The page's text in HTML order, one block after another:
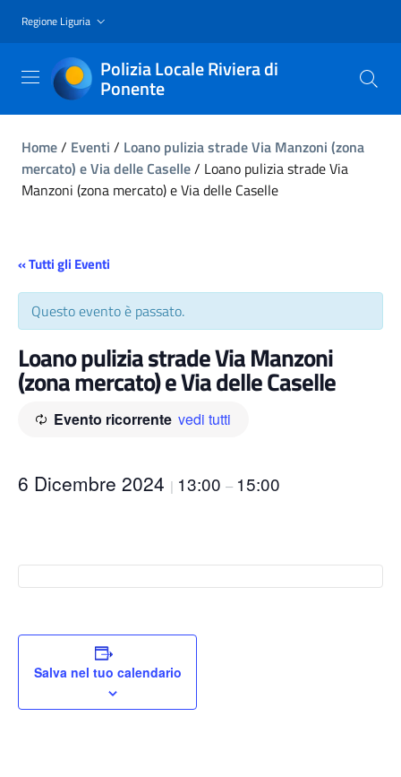
Regione Liguria
Polizia Locale Riviera di
Ponente
Home/ Eventi / Loano pulizia strade Via Manzoni (zona
mercato) e Via delle Caselle/ Loano pulizia strade Via
Manzoni (zona mercato) e Via delle Caselle
« Tutti gli Eventi
Questo evento è passato.
Loano pulizia strade Via Manzoni
(zona mercato) e Via delle Caselle
Evento ricorrente vedi tutti
6 Dicembre 2024 | 13:00 – 15:00
Salva nel tuo calendario